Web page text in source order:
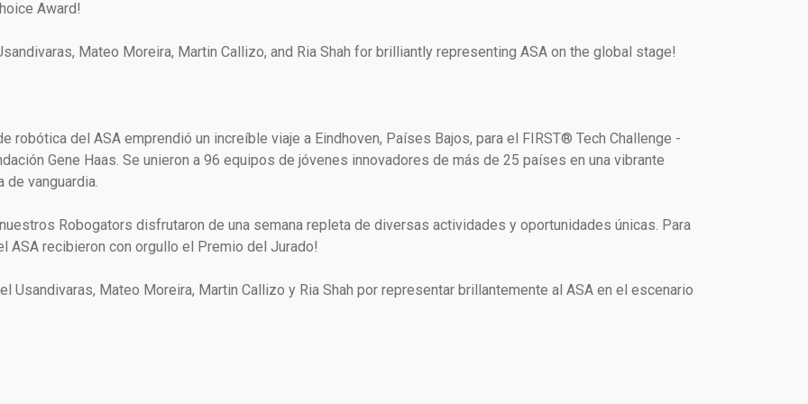
Award!
Mateo Moreira, Martin Callizo, and Ria Shah for brilliantly representing ASA on the global stage!
robótica del ASA emprendió un increíble viaje a Eindhoven, Países Bajos, para el FIRST® Tech Challenge -
Gene Haas. Se unieron a 96 equipos de jóvenes innovadores de más de 25 países en una vibrante
vanguardia.
Robogators disfrutaron de una semana repleta de diversas actividades y oportunidades únicas. Para
ASA recibieron con orgullo el Premio del Jurado!
Usandivaras, Mateo Moreira, Martin Callizo y Ria Shah por representar brillantemente al ASA en el escenario